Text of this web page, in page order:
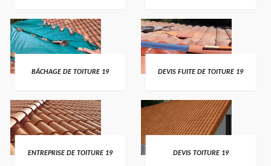
BÂCHAGE DE TOITURE 19 DEVIS FUITE DE TOITURE 19
ENTREPRISE DE TOITURE 19 DEVIS TOITURE 19